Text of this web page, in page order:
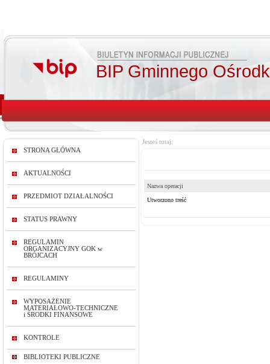
BIP Gminnego
STRONA GŁÓWNA
AKTUALNOŚCI
PRZEDMIOT DZIAŁALNOŚCI
STATUS PRAWNY
REGULAMIN
ORGANIZACYJNY GOK w
BRÓJCACH
REGULAMINY
WYPOSAŻENIE
MATERIAŁOWO-TECHNICZNE
i ŚRODKI FINANSOWE
KONTROLE
BIBLIOTEKI PUBLICZNE
Jesteś tutaj:
Nazwa operacji
Utworzono treść